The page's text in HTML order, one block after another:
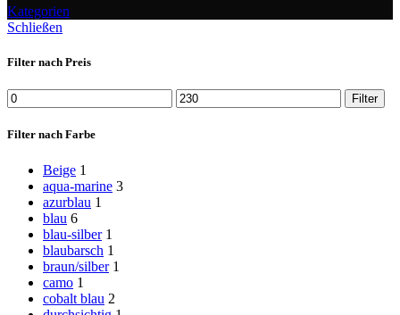
Kategorien
Schließen
Filter nach Preis
Min.
Preis
Max.
Preis
Filter
Filter nach Farbe
Beige 1
aqua-marine 3
azurblau 1
blau 6
blau-silber 1
blaubarsch 1
braun/silber 1
camo 1
cobalt blau 2